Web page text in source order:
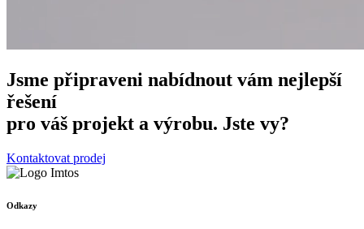
Jsme připraveni nabídnout vám nejlepší
řešení
pro váš projekt a výrobu. Jste vy?
Kontaktovat prodej
Odkazy